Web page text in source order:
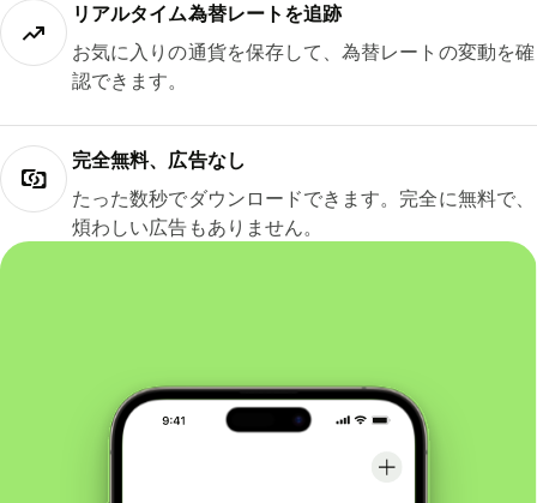
リアルタイム為替レートを追跡
お気に入りの通貨を保存して、為替レートの変動を確
認できます。
完全無料、広告なし
たった数秒でダウンロードできます。完全に無料で、
煩わしい広告もありません。